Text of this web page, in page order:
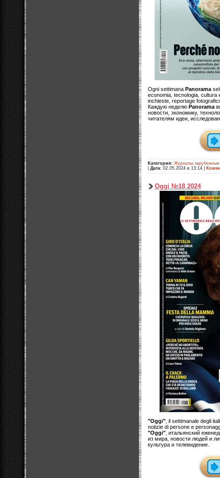
Ogni settimana Panorama
economia, tecnologia, cultura
inchieste, reportage
Каждую неделю Panorama
новости, экономику,
читателям идеи,
Категория: Журналы зарубежные
Дата: 02.05.2024 в 13:14
Oggi №18 2024
"Oggi" , il settimanale degli
notizie di persone e
"Oggi" , итальянский
из мира, новости людей и
культура и телевидение.